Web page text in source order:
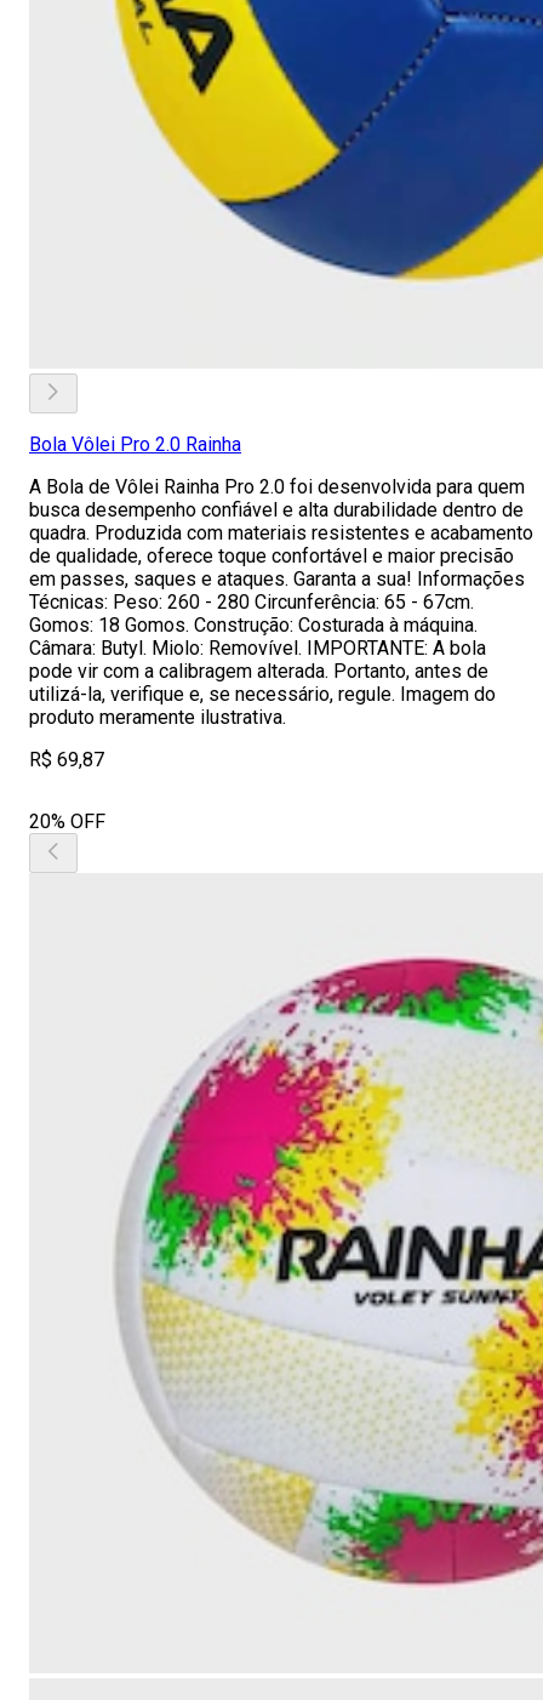
Bola Vôlei Pro 2.0 Rainha
A Bola de Vôlei Rainha Pro 2.0 foi desenvolvida para quem
busca desempenho confiável e alta durabilidade dentro de
quadra. Produzida com materiais resistentes e acabamento
de qualidade, oferece toque confortável e maior precisão
em passes, saques e ataques. Garanta a sua! Informações
Técnicas: Peso: 260 - 280 Circunferência: 65 - 67cm.
Gomos: 18 Gomos. Construção: Costurada à máquina.
Câmara: Butyl. Miolo: Removível. IMPORTANTE: A bola
pode vir com a calibragem alterada. Portanto, antes de
utilizá-la, verifique e, se necessário, regule. Imagem do
produto meramente ilustrativa.
R$ 69,87
20% OFF